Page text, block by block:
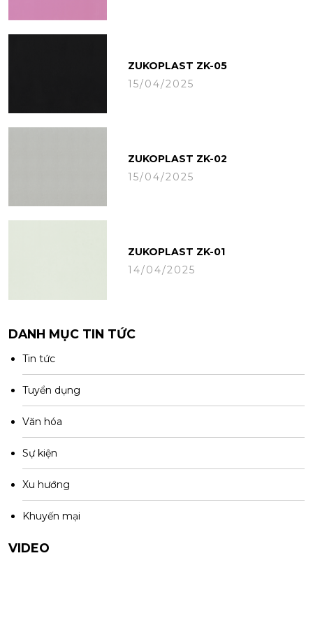
ZUKOPLAST ZK-05
15/04/2025
ZUKOPLAST ZK-02
15/04/2025
ZUKOPLAST ZK-01
14/04/2025
DANH MỤC TIN TỨC
Tin tức
Tuyển dụng
Văn hóa
Sự kiện
Xu hướng
Khuyến mại
VIDEO